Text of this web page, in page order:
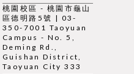
桃園校區 - 桃園市龜山
區德明路5號 | 03-
350-7001 Taoyuan
Campus - No. 5,
Deming Rd.,
Guishan District,
Taoyuan City 333